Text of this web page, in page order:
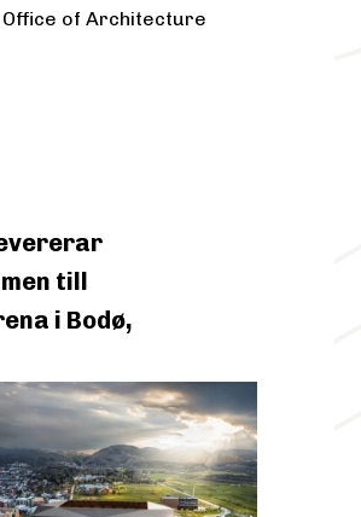
Office of Architecture
till
i Bodø,